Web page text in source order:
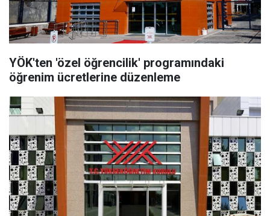
YÖK'ten 'özel öğrencilik' programındaki
öğrenim ücretlerine düzenleme